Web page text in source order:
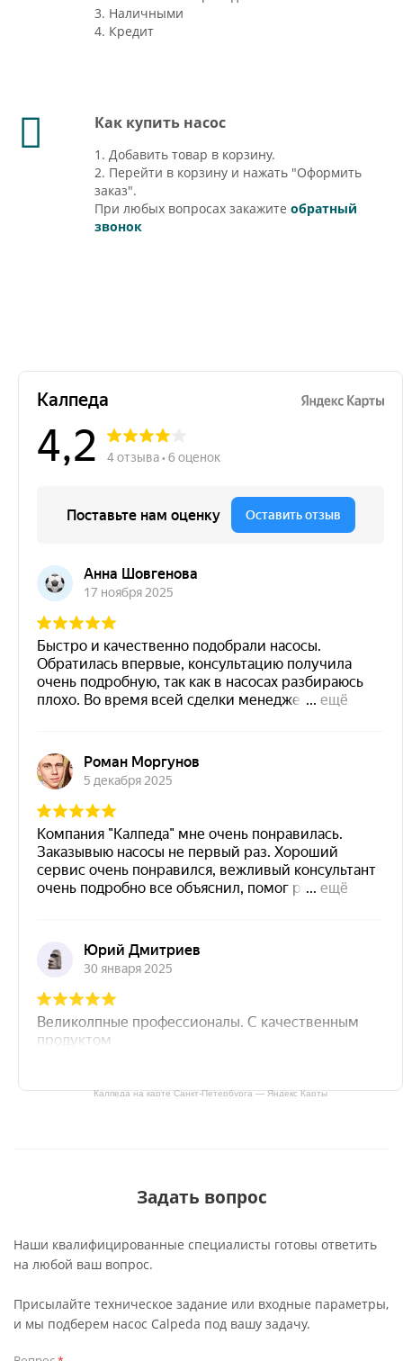
3. Наличными
4. Кредит
Как купить насос
1. Добавить товар в корзину.
2. Перейти в корзину и нажать "Оформить
заказ".
При любых вопросах закажите обратный
звонок
Калпеда на карте Санкт‑Петербурга — Яндекс Карты
Задать вопрос
Наши квалифицированные специалисты готовы ответить
на любой ваш вопрос.
Присылайте техническое задание или входные параметры,
и мы подберем насос Calpeda под вашу задачу.